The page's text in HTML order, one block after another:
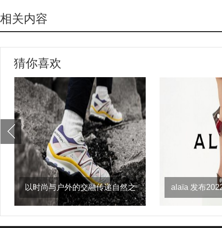
相关内容
猜你喜欢
以时尚与户外的交融传递自然之
意，salomon
alaïa 发布